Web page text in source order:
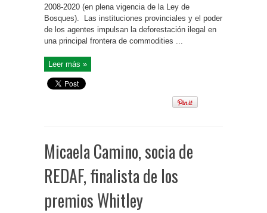
2008-2020 (en plena vigencia de la Ley de
Bosques). Las instituciones provinciales y el poder
de los agentes impulsan la deforestación ilegal en
una principal frontera de commodities ...
Leer más »
Micaela Camino, socia de
REDAF, finalista de los
premios Whitley